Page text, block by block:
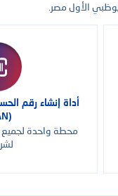
الأول مصر.
أداة إنشاء رقم
(IBAN)
محطة واحدة لجميع